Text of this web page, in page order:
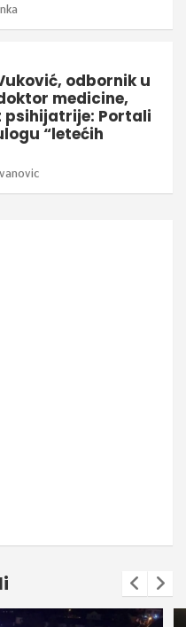
odbornik u
medicine,
Portali
“letećih